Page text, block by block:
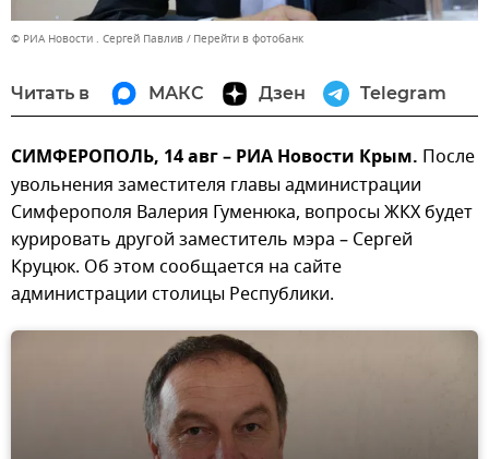
© РИА Новости . Сергей Павлив Перейти в фотобанк
Читать в МАКС Дзен Telegram
СИМФЕРОПОЛЬ, 14 авг – РИА Новости Крым. После
увольнения заместителя главы администрации
Симферополя Валерия Гуменюка, вопросы ЖКХ будет
курировать другой заместитель мэра – Сергей
Круцюк. Об этом сообщается на сайте
администрации столицы Республики.